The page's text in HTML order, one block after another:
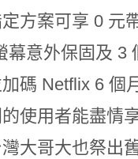
方案可享 0 元
幕意外保固及 3
碼 Netflix 6 個
使用者能盡情
大哥大也祭出